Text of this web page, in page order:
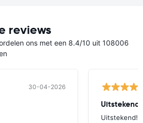
reviews
ons met een 8.4/10 uit 108006
30-04-2026
Uitstekend!!!